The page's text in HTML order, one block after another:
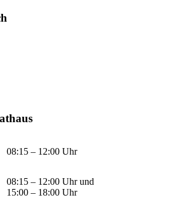
08:15 – 12:00 Uhr
08:15 – 12:00 Uhr und
15:00 – 18:00 Uhr